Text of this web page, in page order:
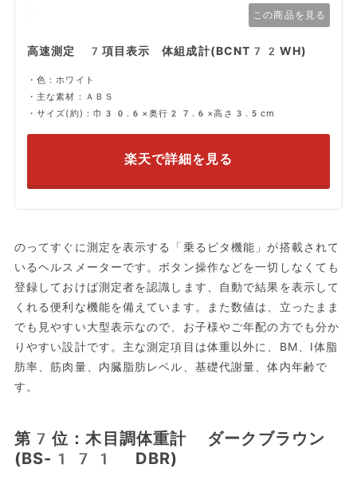
この商品を見る
高速測定 7項目表示 体組成計(BCNT72WH)
・色：ホワイト
・主な素材：ＡＢＳ
・サイズ(約)：巾30.6×奥行27.6×高さ3.5cm
楽天で詳細を見る
のってすぐに測定を表示する「乗るピタ機能」が搭載されて
いるヘルスメーターです。ボタン操作などを一切しなくても
登録しておけば測定者を認識します、自動で結果を表示して
くれる便利な機能を備えています。また数値は、立ったまま
でも見やすい大型表示なので、お子様やご年配の方でも分か
りやすい設計です。主な測定項目は体重以外に、BM、I体脂
肪率、筋肉量、内臓脂肪レベル、基礎代謝量、体内年齢で
す。
第7位：木目調体重計 ダークブラウン
(BS-171 DBR)